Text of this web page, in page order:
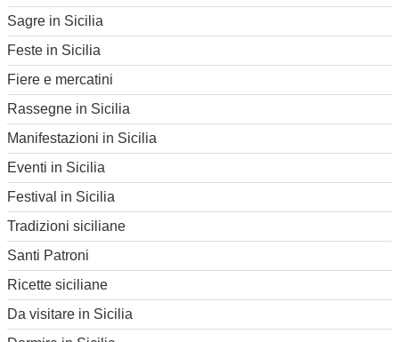
Sagre in Sicilia
Feste in Sicilia
Fiere e mercatini
Rassegne in Sicilia
Manifestazioni in Sicilia
Eventi in Sicilia
Festival in Sicilia
Tradizioni siciliane
Santi Patroni
Ricette siciliane
Da visitare in Sicilia